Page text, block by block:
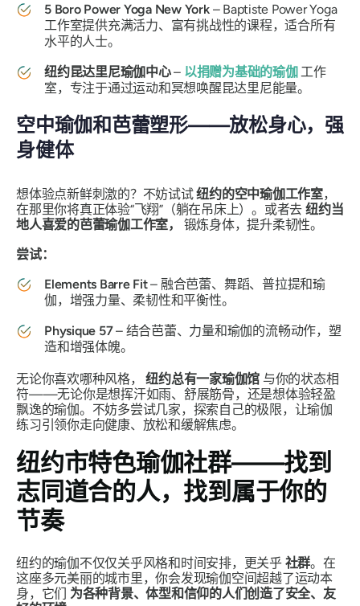
5 Boro Power Yoga New York– Baptiste Power Yoga
工作室提供充满活力、富有挑战性的课程，适合所有
水平的人士。
纽约昆达里尼瑜伽中心– 以捐赠为基础的瑜伽工作
室，专注于通过运动和冥想唤醒昆达里尼能量。
空中瑜伽和芭蕾塑形——放松身心，强
身健体
想体验点新鲜刺激的？不妨试试纽约的空中瑜伽工作室，
在那里你将真正体验“飞翔”（躺在吊床上）。或者去 纽约当
地人喜爱的芭蕾瑜伽工作室，
锻炼身体，提升柔韧性。
尝试：
Elements Barre Fit– 融合芭蕾、舞蹈、普拉提和瑜
伽，增强力量、柔韧性和平衡性。
Physique 57– 结合芭蕾、力量和瑜伽的流畅动作，塑
造和增强体魄。
无论你喜欢哪种风格，纽约总有一家瑜伽馆 与你的状态相
符——无论你是想挥汗如雨、舒展筋骨，还是想体验轻盈
飘逸的瑜伽。不妨多尝试几家，探索自己的极限，让瑜伽
练习引领你走向健康、放松和缓解焦虑。
纽约市特色瑜伽社群——找到
志同道合的人，找到属于你的
节奏
纽约的瑜伽不仅仅关乎风格和时间安排，更关乎 社群。在
这座多元美丽的城市里，你会发现瑜伽空间超越了运动本
身，它们 为各种背景、体型和信仰的人们创造了安全、友